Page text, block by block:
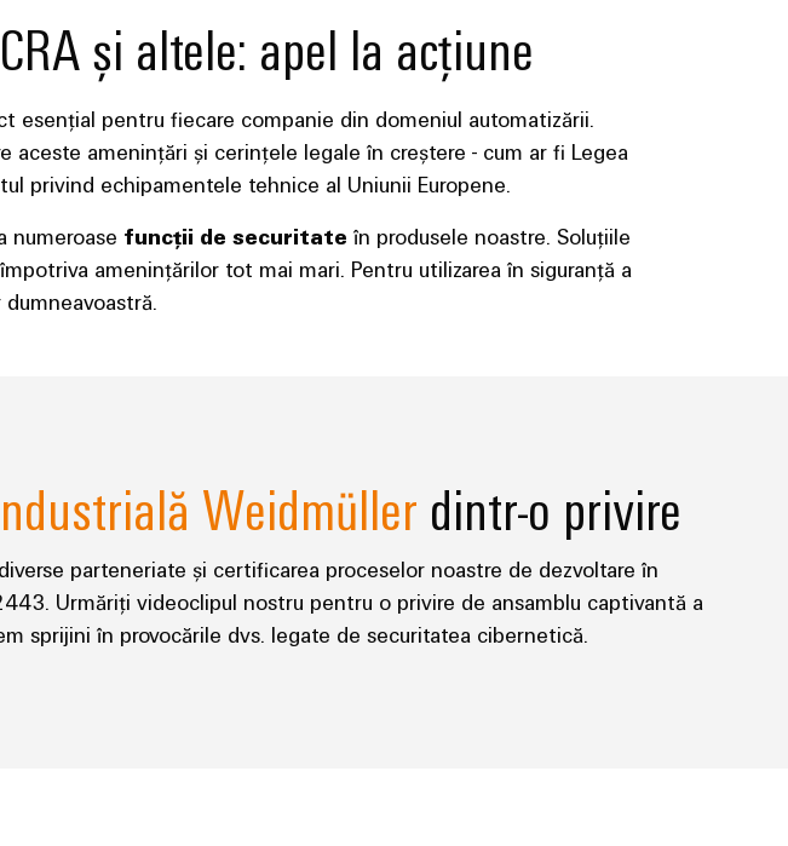
și altele: apel la acțiune
esențial pentru fiecare companie din domeniul automatizării.
amenințări și cerințele legale în creștere - cum ar fi Legea
privind echipamentele tehnice al Uniunii Europene.
numeroase funcții de securitate în produsele noastre. Soluțiile
amenințărilor tot mai mari. Pentru utilizarea în siguranță a
Weidmüller dintr-o privire
parteneriate și certificarea proceselor noastre de dezvoltare în
Urmăriți videoclipul nostru pentru o privire de ansamblu captivantă a
sprijini în provocările dvs. legate de securitatea cibernetică.